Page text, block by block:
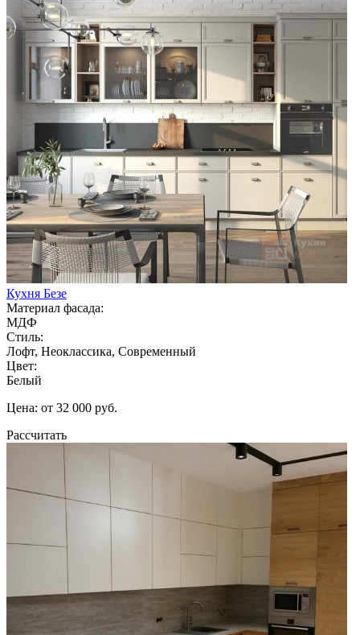
Кухня Безе
Материал фасада:
МДФ
Стиль:
Лофт, Неоклассика, Современный
Цвет:
Белый
Цена: от 32 000 руб.
Рассчитать